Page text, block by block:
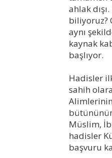
ahlak
biliyoruz?
aynı
kaynak
başlıyor.
Hadisler
sahih
Müslim,
hadisler
başvuru